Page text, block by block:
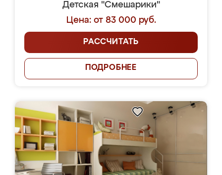
Детская "Смешарики"
Цена: от 83 000 руб.
РАССЧИТАТЬ
ПОДРОБНЕЕ